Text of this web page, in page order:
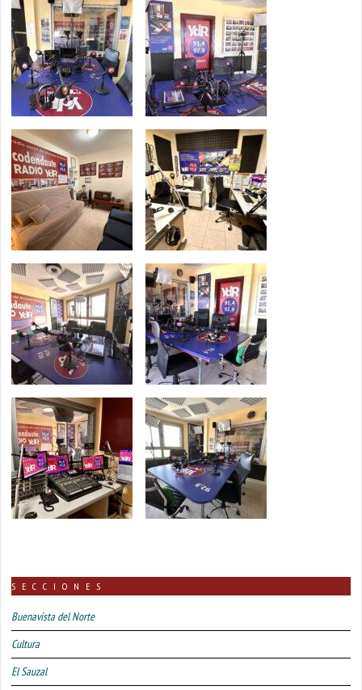
SECCIONES
Buenavista del Norte
Cultura
El Sauzal